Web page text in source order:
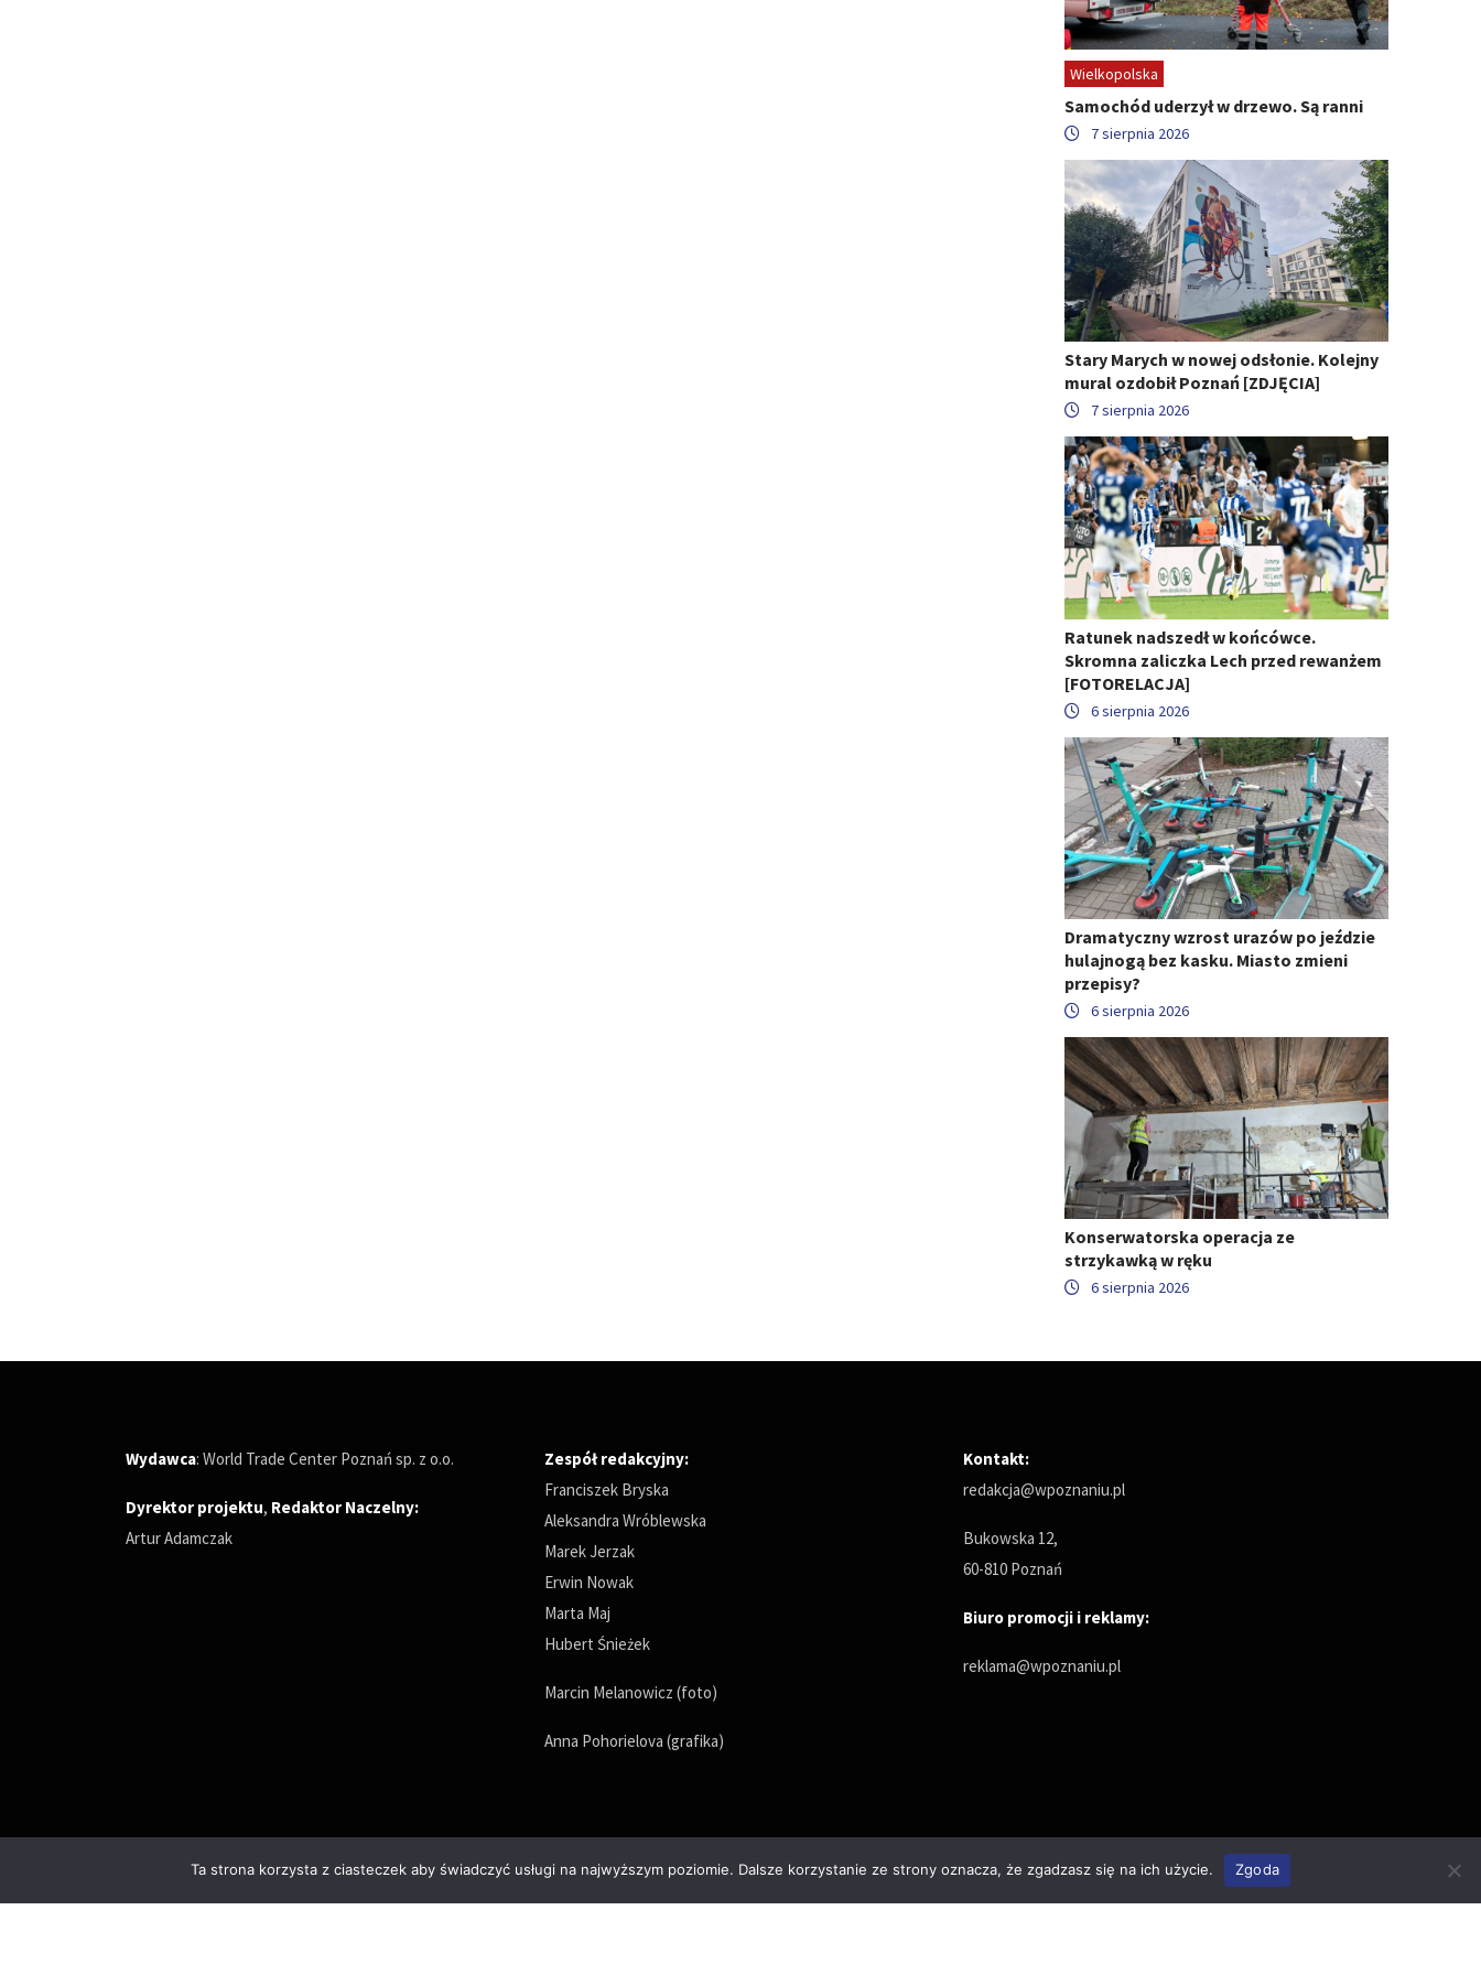
Wielkopolska
Samochód uderzył w drzewo. Są ranni
7 sierpnia 2026
Stary Marych w nowej odsłonie. Kolejny
mural ozdobił Poznań [ZDJĘCIA]
7 sierpnia 2026
Ratunek nadszedł w końcówce.
Skromna zaliczka Lech przed rewanżem
[FOTORELACJA]
6 sierpnia 2026
Dramatyczny wzrost urazów po jeździe
hulajnogą bez kasku. Miasto zmieni
przepisy?
6 sierpnia 2026
Konserwatorska operacja ze
strzykawką w ręku
6 sierpnia 2026
Wydawca: World Trade Center Poznań sp. z o.o.
Dyrektor projektu, Redaktor Naczelny:
Artur Adamczak
Zespół redakcyjny:
Franciszek Bryska
Aleksandra Wróblewska
Marek Jerzak
Erwin Nowak
Marta Maj
Hubert Śnieżek
Marcin Melanowicz (foto)
Anna Pohorielova (grafika)
Kontakt:
redakcja@wpoznaniu.pl
Bukowska 12,
60-810 Poznań
Biuro promocji i reklamy:
reklama@wpoznaniu.pl
Ta strona korzysta z ciasteczek aby świadczyć usługi na najwyższym poziomie. Dalsze korzystanie ze strony oznacza, że zgadzasz się na ich użycie. Zgoda